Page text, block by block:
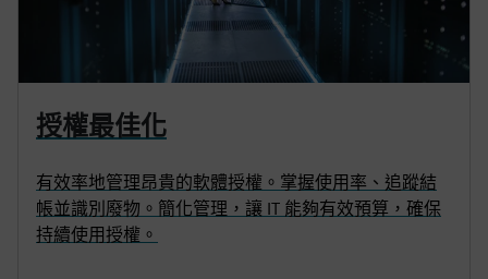
授權最佳化
有效率地管理昂貴的軟體授權。掌握使用率、追蹤結
帳並識別廢物。簡化管理，讓 IT 能夠有效預算，確保
持續使用授權。